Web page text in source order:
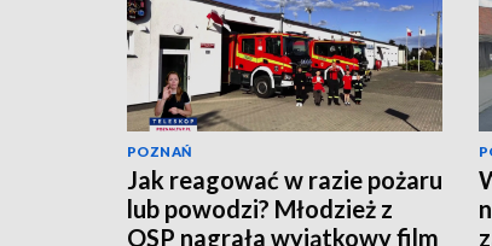
POZNAŃ
Jak reagować w razie pożaru
lub powodzi? Młodzież z
OSP nagrała wyjątkowy film